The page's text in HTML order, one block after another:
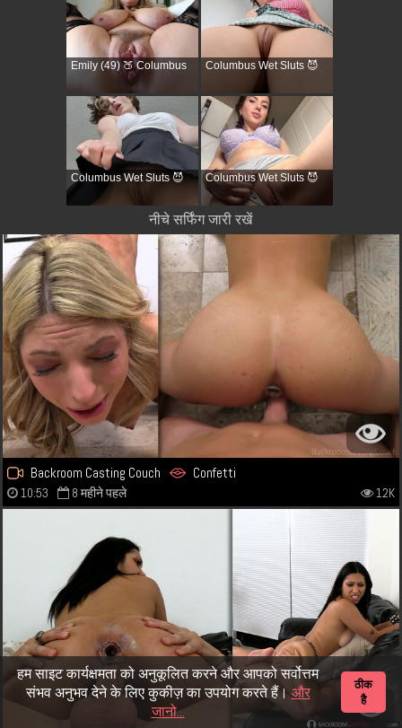
हम साइट कार्यक्षमता को अनुकूलित करने और आपको सर्वोत्तम
संभव अनुभव देने के लिए कुकीज़ का उपयोग करते हैं।और
जानो...
ठीक
है
Emily (49) 🍑 Columbus Columbus Wet Sluts 😈
Columbus Wet Sluts 😈 Columbus Wet Sluts 😈
नीचे सर्फिंग जारी रखें
Backroom Casting Couch Confetti
10:53 8 महीने पहले 12K